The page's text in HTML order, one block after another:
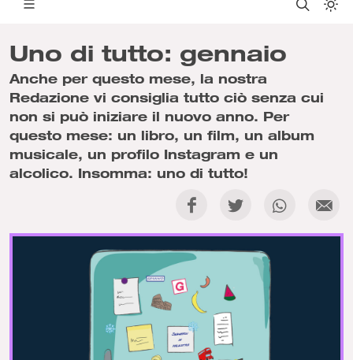
Uno di tutto: gennaio
Anche per questo mese, la nostra
Redazione vi consiglia tutto ciò senza cui
non si può iniziare il nuovo anno. Per
questo mese: un libro, un film, un album
musicale, un profilo Instagram e un
alcolico. Insomma: uno di tutto!